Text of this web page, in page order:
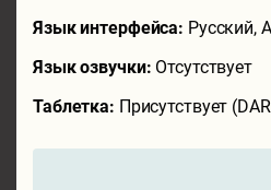
Язык интерфейса: Русский,
Язык озвучки: Отсутствует
Таблетка: Присутствует